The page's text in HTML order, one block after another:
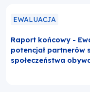
EWALUACJA
Raport końcowy -
potencjał partnerów
społeczeństwa